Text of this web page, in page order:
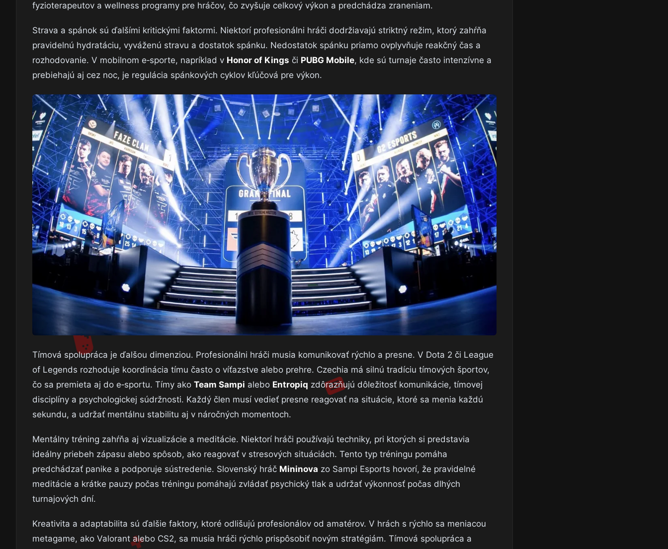
fyzioterapeutov a wellness programy pre hráčov, čo zvyšuje celkový výkon a predchádza zraneniam.
Strava a spánok sú ďalšími kritickými faktormi. Niektorí profesionálni hráči dodržiavajú striktný režim, ktorý zahŕňa
pravidelnú hydratáciu, vyváženú stravu a dostatok spánku. Nedostatok spánku priamo ovplyvňuje reakčný čas a
rozhodovanie. V mobilnom e‑sporte, napríklad v Honor of Kings či PUBG Mobile, kde sú turnaje často intenzívne a
prebiehajú aj cez noc, je regulácia spánkových cyklov kľúčová pre výkon.
Tímová spolupráca je ďalšou dimenziou. Profesionálni hráči musia komunikovať rýchlo a presne. V Dota 2 či League
of Legends rozhoduje koordinácia tímu často o víťazstve alebo prehre. Czechia má silnú tradíciu tímových športov,
čo sa premieta aj do e‑sportu. Tímy ako Team Sampi alebo Entropiq zdôrazňujú dôležitosť komunikácie, tímovej
disciplíny a psychologickej súdržnosti. Každý člen musí vedieť presne reagovať na situácie, ktoré sa menia každú
sekundu, a udržať mentálnu stabilitu aj v náročných momentoch.
Mentálny tréning zahŕňa aj vizualizácie a meditácie. Niektorí hráči používajú techniky, pri ktorých si predstavia
ideálny priebeh zápasu alebo spôsob, ako reagovať v stresových situáciách. Tento typ tréningu pomáha
predchádzať panike a podporuje sústredenie. Slovenský hráč Mininova zo Sampi Esports hovorí, že pravidelné
meditácie a krátke pauzy počas tréningu pomáhajú zvládať psychický tlak a udržať výkonnosť počas dlhých
turnajových dní.
Kreativita a adaptabilita sú ďalšie faktory, ktoré odlišujú profesionálov od amatérov. V hrách s rýchlo sa meniacou
metagame, ako Valorant alebo CS2, sa musia hráči rýchlo prispôsobiť novým stratégiám. Tímová spolupráca a